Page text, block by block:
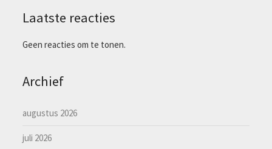
Laatste reacties
Geen reacties om te tonen.
Archief
augustus 2026
juli 2026